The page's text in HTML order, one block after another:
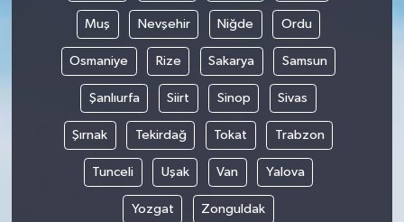
Muş Nevşehir Niğde Ordu
Osmaniye Rize Sakarya Samsun
Şanlıurfa Siirt Sinop Sivas
Şırnak Tekirdağ Tokat Trabzon
Tunceli Uşak Van Yalova
Yozgat Zonguldak